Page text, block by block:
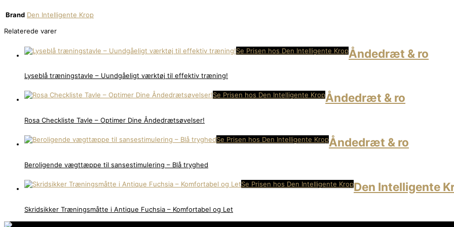
Brand Den Intelligente Krop
Relaterede varer
Se Prisen hos Den Intelligente KropÅndedræt & ro
Lyseblå træningstavle – Uundgåeligt værktøj til effektiv træning!
Se Prisen hos Den Intelligente KropÅndedræt & ro
Rosa Checkliste Tavle – Optimer Dine Åndedrætsøvelser!
Se Prisen hos Den Intelligente KropÅndedræt & ro
Beroligende vægttæppe til sansestimulering – Blå tryghed
Se Prisen hos Den Intelligente KropDen Intelligente
Skridsikker Træningsmåtte i Antique Fuchsia – Komfortabel og Let